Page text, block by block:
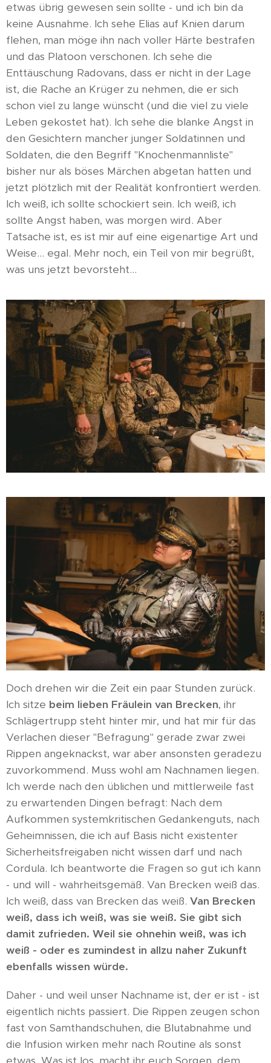
etwas übrig gewesen sein sollte - und ich bin da
keine Ausnahme. Ich sehe Elias auf Knien darum
flehen, man möge ihn nach voller Härte bestrafen
und das Platoon verschonen. Ich sehe die
Enttäuschung Radovans, dass er nicht in der Lage
ist, die Rache an Krüger zu nehmen, die er sich
schon viel zu lange wünscht (und die viel zu viele
Leben gekostet hat). Ich sehe die blanke Angst in
den Gesichtern mancher junger Soldatinnen und
Soldaten, die den Begriff "Knochenmannliste"
bisher nur als böses Märchen abgetan hatten und
jetzt plötzlich mit der Realität konfrontiert werden.
Ich weiß, ich sollte schockiert sein. Ich weiß, ich
sollte Angst haben, was morgen wird. Aber
Tatsache ist, es ist mir auf eine eigenartige Art und
Weise... egal. Mehr noch, ein Teil von mir begrüßt,
was uns jetzt bevorsteht…
Doch drehen wir die Zeit ein paar Stunden zurück.
Ich sitze beim lieben Fräulein van Brecken, ihr
Schlägertrupp steht hinter mir, und hat mir für das
Verlachen dieser "Befragung" gerade zwar zwei
Rippen angeknackst, war aber ansonsten geradezu
zuvorkommend. Muss wohl am Nachnamen liegen.
Ich werde nach den üblichen und mittlerweile fast
zu erwartenden Dingen befragt: Nach dem
Aufkommen systemkritischen Gedankenguts, nach
Geheimnissen, die ich auf Basis nicht existenter
Sicherheitsfreigaben nicht wissen darf und nach
Cordula. Ich beantworte die Fragen so gut ich kann
- und will - wahrheitsgemäß. Van Brecken weiß das.
Ich weiß, dass van Brecken das weiß. Van Brecken
weiß, dass ich weiß, was sie weiß. Sie gibt sich
damit zufrieden. Weil sie ohnehin weiß, was ich
weiß - oder es zumindest in allzu naher Zukunft
ebenfalls wissen würde.
Daher - und weil unser Nachname ist, der er ist - ist
eigentlich nichts passiert. Die Rippen zeugen schon
fast von Samthandschuhen, die Blutabnahme und
die Infusion wirken mehr nach Routine als sonst